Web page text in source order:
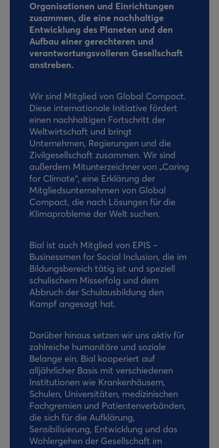
Organisationen und Einrichtungen
zusammen, die eine nachhaltige
Entwicklung des Planeten und den
Aufbau einer gerechteren und
verantwortungsvolleren Gesellschaft
anstreben.
Wir sind Mitglied von Global Compact.
Diese internationale Initiative fördert
einen nachhaltigen Fortschritt der
Weltwirtschaft und bringt
Unternehmen, Regierungen und die
Zivilgesellschaft zusammen. Wir sind
außerdem Mitunterzeichner von „Caring
for Climate“, eine Erklärung der
Mitgliedsunternehmen von Global
Compact, die nach Lösungen für die
Klimaprobleme der Welt suchen.
Bial ist auch Mitglied von EPIS –
Businessmen for Social Inclusion, die im
Bildungsbereich tätig ist und speziell
schulischem Misserfolg und dem
Abbruch der Schulausbildung den
Kampf angesagt hat.
Darüber hinaus setzen wir uns aktiv für
zahlreiche humanitäre und soziale
Belange ein. Bial kooperiert auf
alljährlicher Basis mit verschiedenen
Institutionen wie Krankenhäusern,
Schulen, Universitäten, medizinischen
Fachgremien und Patientenverbänden,
die sich für die Aufklärung,
Sensibilisierung, Entwicklung und das
Wohlergehen der Gesellschaft im